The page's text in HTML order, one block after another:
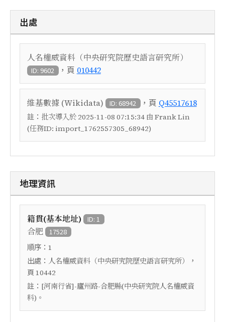
出處
人名權威資料（中央研究院歷史語言研究所）
ID: 9602 ，頁 010442
維基數據 (Wikidata) ID: 68942 ，頁 Q45517618
註： 批次導入於 2025-11-08 07:15:34 由 Frank Lin
(任務ID: import_1762557305_68942)
地理資訊
籍貫(基本地址) ID: 1
合肥 17528
順序： 1
出處： 人名權威資料（中央研究院歷史語言研究所）
，
頁 10442
註： [河南行省]-廬州路-合肥縣(中央研究院人名權威資
料)。